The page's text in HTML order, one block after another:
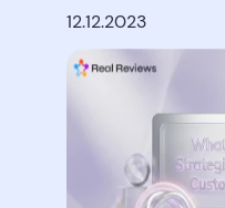
12.12.2023